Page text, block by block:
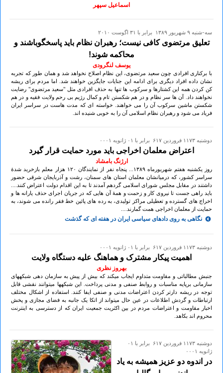
اسماعیل سپهر
سه-شنبه ۹ شهريور ۱۳۸۹ برابر با ۳۱ اگوست ۲۰۱۰
تعلیق مرتضوی کافی نیست؛ رهبران نظام باید پاسخگوباشند و
محاکمه شوند!
یوسف لنگرودی
با برکناری افرادی چون سعید مرتضوی، این نظام اصلاح نخواهد شد و همان طور که تجربه
نشان داده افراد دیگری برای ادامه این جنایات جایگزین خواهند شد. اما مردم برای ریشه
کن کردن همه این کشتارها و سرکوب ها تنها به حذف افرادی مثل "سعید مرتضوی" رضایت
نخواهند داد. آن ها سر نظام و در هم شکستن تام و کمال رژیم بی رحم ولایت فقیه و در هم
شکستن ماشین سرکوب آن را می خواهند. خواسته ای که مدت هاست در سراسر ایران
فریاد می شود و رهبران نظام اسلامی آن را به خوبی شنیده اند.
دوشنبه ۱۱۷۳ فروردين ۶۱۷ برابر با ۰۱ ژانويه ۰۰۰۱
اعتراض معلمان اخراجی باید مورد حمایت قرار گیرد
ارژنگ بامشاد
روز یکشنبه هفتم شهریورماه ۱۳۸۹... پنجاه نفر از نمایندگان ۱۲٠ هزار معلم بازخرید شدۀ
سراسر کشور، که درمیانشان معلمان استان های سمنان، رشت و آذربایجان شرقی حضور
داشتند در مقابل مجلس شورای اسلامی گردهم آمدند تا به این اقدام دولت اعتراض کنند....
باید راهی جست تا نیروی کار و زحمت و همۀ آن هایی که در جریان اجرای حذف یارانه ها و
اخراج های گسترده و تعطیلی مراکز تولیدی، به رده های پائین خط فقر رانده می شوند، به
حمایت از معلمان اخراجی همت گمارند....
نگاهی به روی دادهای سیاسی ایران در هفته ای که گذشت
دوشنبه ۱۱۷۳ فروردين ۶۱۷ برابر با ۰۱ ژانويه ۰۰۰۱
اهمیت پیکار مشترک و هماهنگ علیه دستگاه ولایت
بهروز نظری
جنبش مطالباتی و مقاومت متداوم ایجاب میکند که بیش از پیش به سازمان دهی شبکههای
سازمانی برپایه مناسبات و روابط صنفی و مدنی پرداخت. این شبکهها میتوانند نقشی قابل
توجه در ریشه دارتر کردن اعتراضات مدنی و صنفی ایفا کنند. استفاده از اشکال مختلف
ارتباطات و گردش اطلاعات در عین حال میتواند از اتکا یک جانبه به فضای مجازی و پخش
اخبار مقاومت و اعتراضات مردم در بین اکثریت جمعیت ایران که از دسترسی به اینترنت
محروم اند بکاهد.
دوشنبه ۱۱۷۳ فروردين ۶۱۷ برابر با ۰۱
ژانويه ۰۰۰۱
در اندوه دو عزیز همیشه به یاد